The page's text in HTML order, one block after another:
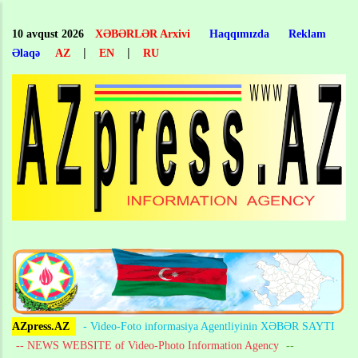
main
content
10 avqust 2026 XƏBƏRLƏR Arxivi Haqqımızda
Reklam
Əlaqə
AZ | EN | RU
AZpress.AZ
- Video-Foto informasiya Agentliyinin XƏBƏR SAYTI
-- NEWS WEBSITE of Video-Photo Information Agency --